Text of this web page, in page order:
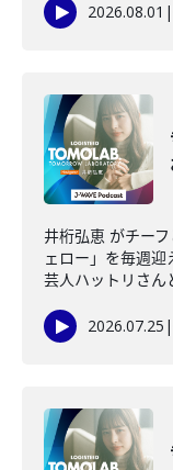
2026.08.01 |
井桁弘恵 がチー
ェロー」を毎週
芸人ハットリさん
2026.07.25 |